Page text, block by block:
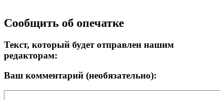
Сообщить об опечатке
Текст, который будет отправлен нашим
редакторам:
Ваш комментарий (необязательно):